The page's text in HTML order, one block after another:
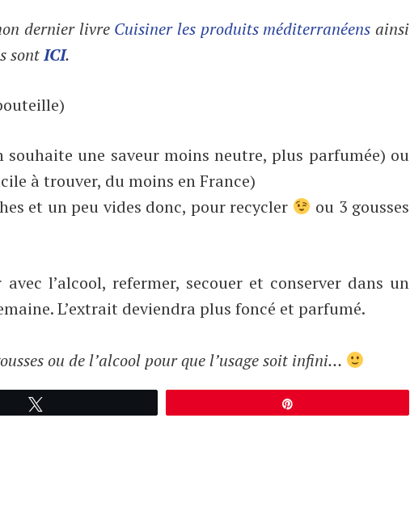
dernier livre Cuisiner les produits méditerranéens ainsi
sontICI.
une saveur moins neutre, plus parfumée) ou
à trouver, du moins en France)
et un peu vides donc, pour recycler
ou 3 gousses
l’alcool, refermer, secouer et conserver dans un
L’extrait deviendra plus foncé et parfumé.
ou de l’alcool pour que l’usage soit infini…